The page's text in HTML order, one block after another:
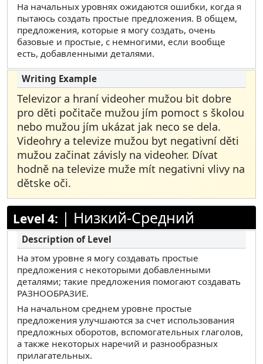
На начальных уровнях ожидаются ошибки, когда я
пытаюсь создать простые предложения. В общем,
предложения, которые я могу создать, очень
базовые и простые, с немногими, если вообще
есть, добавленными деталями.
Televizor a hraní videoher mužou bit dobre
pro děti počitače mužou jím pomoct s školou
nebo mužou jím ukázat jak neco se dela.
Videohry a televize mužou byt negativní děti
mužou začinat závisly na videoher. Dívat
hodně na televize muže mít negativni vlivy na
dětske oči.
Level 4: | Низкий-Средний
На этом уровне я могу создавать простые
предложения с некоторыми добавленными
деталями; такие предложения помогают создавать
РАЗНООБРАЗИЕ.
На начальном среднем уровне простые
предложения улучшаются за счет использования
предложных оборотов, вспомогательных глаголов,
а также некоторых наречий и разнообразных
прилагательных.